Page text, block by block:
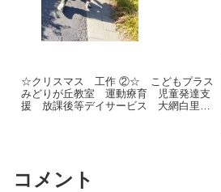
☆クリスマス 工作 ②☆ こどもプラス
みどりが丘教室 運動療育 児童発達支
援 放課後等デイサービス 大網白里
コメント